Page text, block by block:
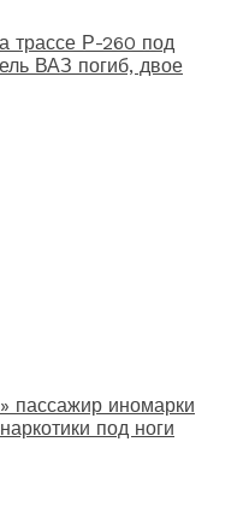
трассе Р-260 под
ВАЗ погиб, двое
пассажир иномарки
под ноги